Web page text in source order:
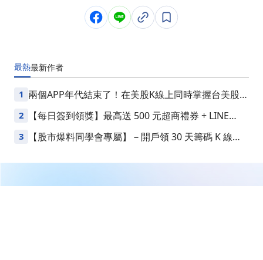
最熱最新作者
1 兩個APP年代結束了！在美股K線上同時掌握台美股損
益
2
【每日簽到領獎】最高送 500 元超商禮券 + LINE
Points
3
【股市爆料同學會專屬】－開戶領 30 天籌碼 K 線